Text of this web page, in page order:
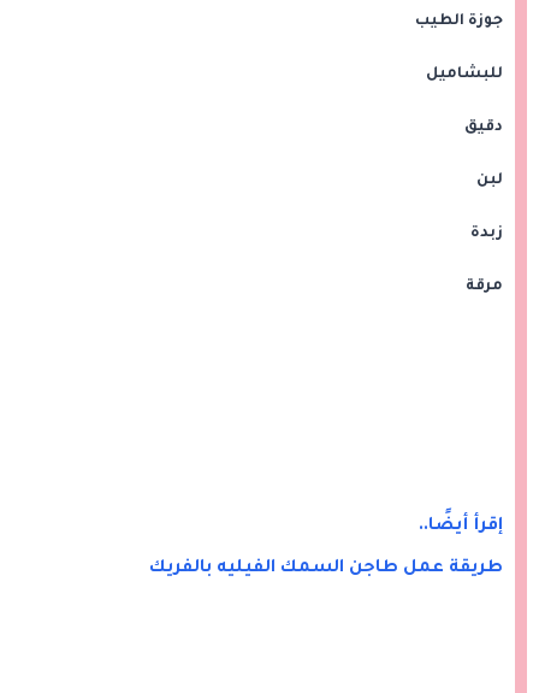
جوزة الطيب
للبشاميل
دقيق
لبن
زبدة
مرقة
إقرأ أيضًا..
طريقة عمل طاجن السمك الفيليه بالفريك